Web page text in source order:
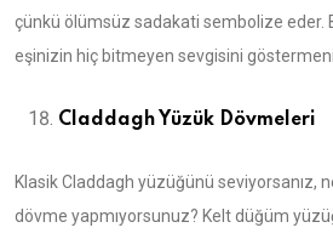
çünkü ölümsüz sadakati sembolize eder.
eşinizin hiç bitmeyen sevgisini
Claddagh Yüzük Dövmeleri
Klasik Claddagh yüzüğünü seviyorsanız,
dövme yapmıyorsunuz? Kelt düğüm